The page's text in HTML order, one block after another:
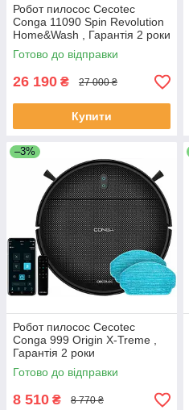
Робот пилосос Cecotec
Conga 11090 Spin Revolution
Home&Wash , Гарантія 2 роки
Готово до відправки
26 190 ₴ 27 000 ₴
Купити
–3%
Робот пилосос Cecotec
Conga 999 Origin X-Treme ,
Гарантія 2 роки
Готово до відправки
8 510 ₴ 8 770 ₴